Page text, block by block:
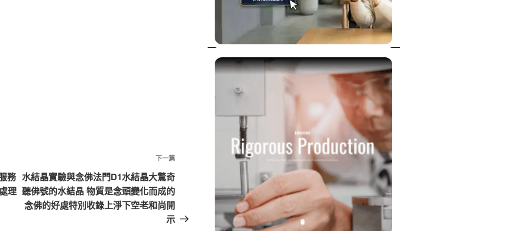
務
理
下
一
篇
文
章
下一篇
水結晶實驗與念佛法門D1水結晶大驚奇
聽佛號的水結晶 物質是念頭變化而成的
念佛的好處特別收錄上淨下空老和尚開
示